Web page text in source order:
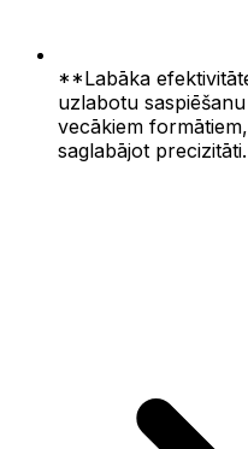
**Labāka
uzlabotu
vecākiem
saglabājot precizitāti.